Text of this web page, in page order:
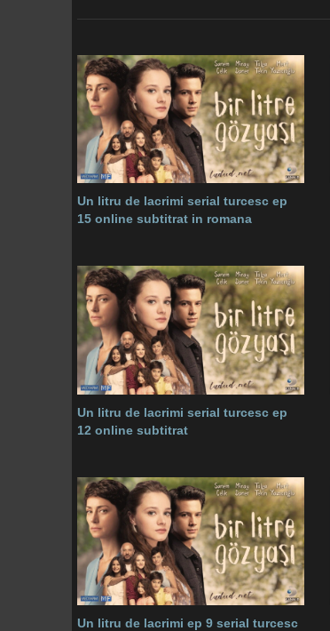
Un litru de lacrimi serial turcesc ep
15 online subtitrat in romana
Un litru de lacrimi serial turcesc ep
12 online subtitrat
Un litru de lacrimi ep 9 serial turcesc